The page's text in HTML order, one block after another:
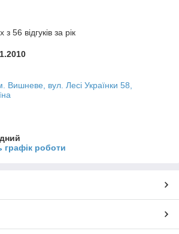
56 відгуків за рік
Вишневе, вул. Лесі Українки 58,
графік роботи